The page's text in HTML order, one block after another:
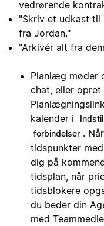
vedrørende
"Skriv et udkast til
fra Jordan."
"Arkivér alt fra
Planlæg møder
chat, eller
kalender i
forbindelser .
tidspunkter
dig på
tidsplan, når
tidsblokere
du beder din
med